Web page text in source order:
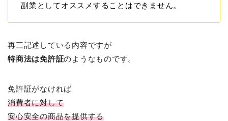
副業としてオススメすることはできません。
再三記述している内容ですが
特商法は免許証のようなものです。
免許証がなければ
消費者に対して
安心安全の商品を提供する